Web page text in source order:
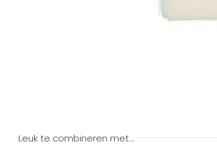
Leuk te combineren met…